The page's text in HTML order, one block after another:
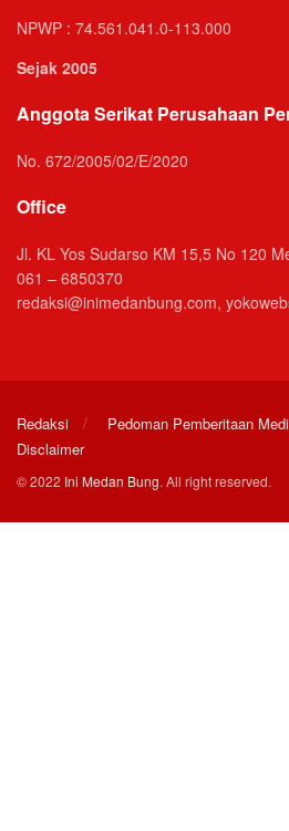
NPWP : 74.561.041.0-113.000
Sejak 2005
Anggota Serikat Perusahaan
No. 672/2005/02/E/2020
Office
Jl. KL Yos Sudarso KM 15,5 No 120
061 – 6850370
redaksi@inimedanbung.com,
Redaksi Pedoman Pemberitaan
Disclaimer
© 2022 Ini Medan Bung. All right reserved.